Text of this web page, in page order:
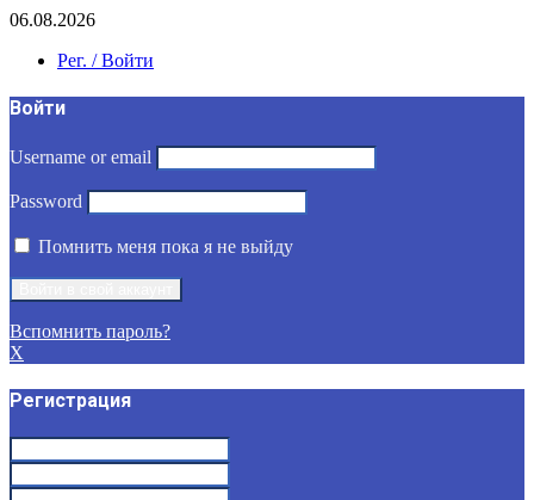
06.08.2026
Рег. / Войти
Войти
Username or email
Password
Помнить меня пока я не выйду
Вспомнить пароль?
X
Регистрация